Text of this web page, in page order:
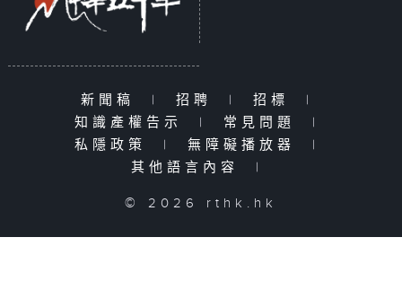
新聞稿 | 招聘 | 招標
|
知識產權告示
| 常見問題
|
私隱政策
| 無障礙播放器
|
其他語言內容
|
© 2026 rthk.hk